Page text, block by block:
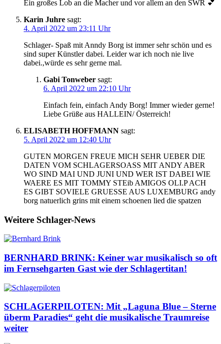
Ein großes Lob an die Macher und vor allem an den SWR 💕
Karin Juhre sagt:
4. April 2022 um 23:11 Uhr
Schlager- Spaß mit Anndy Borg ist immer sehr schön und es
sind super Künstler dabei. Leider war ich noch nie live
dabei.,würde es sehr gerne mal.
Gabi Tonweber sagt:
6. April 2022 um 22:10 Uhr
Einfach fein, einfach Andy Borg! Immer wieder gerne!
Liebe Grüße aus HALLEIN/ Österreich!
ELISABETH HOFFMANN sagt:
5. April 2022 um 12:40 Uhr
GUTEN MORGEN FREUE MICH SEHR UEBER DIE
DATEN VOM SCHLAGERSOASS MIT ANDY ABER
WO SIND MAI UND JUNI UND WER IST DABEI WIE
WAERE ES MIT TOMMY STEib AMIGOS OLI.P ACH
ES GIBT SOVIELE GRUESSE AUS LUXEMBURG andy
borg natuerlich grins mit einem schoenen lied die spatzen
Weitere Schlager-News
BERNHARD BRINK: Keiner war musikalisch so oft
im Fernsehgarten Gast wie der Schlagertitan!
SCHLAGERPILOTEN: Mit „Laguna Blue – Sterne
überm Paradies“ geht die musikalische Traumreise
weiter